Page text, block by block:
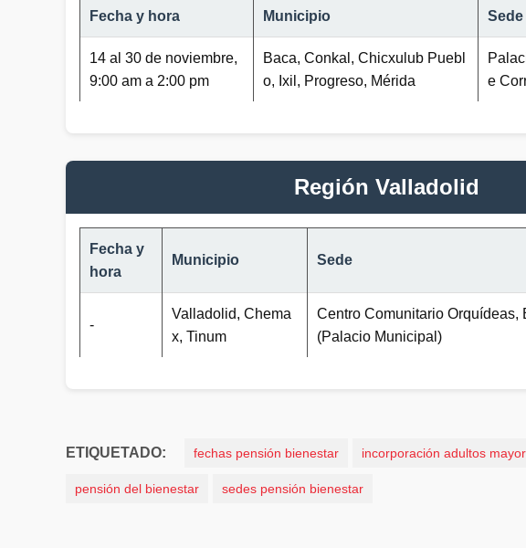
Fecha y hora Municipio Sede
14 al 30 de noviembre,
9:00 am a 2:00 pm
Baca, Conkal, Chicxulub Puebl
o, Ixil, Progreso, Mérida
e
Región Valladolid
Fecha y
hora
Municipio Sede
-
Valladolid, Chema
x, Tinum
Centro Comunitario Orquídeas,
(Palacio Municipal)
ETIQUETADO: fechas pensión bienestar incorporación adultos
pensión del bienestar sedes pensión bienestar